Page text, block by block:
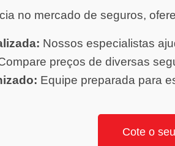
no mercado de seguros,
Nossos especialistas
preços de diversas
Equipe preparada para
Cote o